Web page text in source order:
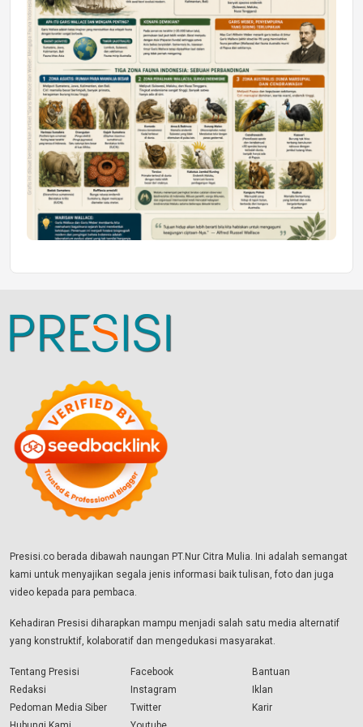
Presisi.co berada dibawah naungan PT.Nur Citra Mulia. Ini adalah semangat
kami untuk menyajikan segala jenis informasi baik tulisan, foto dan juga
video kepada para pembaca.
Kehadiran Presisi diharapkan mampu menjadi salah satu media alternatif
yang konstruktif, kolaboratif dan mengedukasi masyarakat.
Tentang Presisi
Redaksi
Pedoman Media Siber
Facebook
Instagram
Twitter
Bantuan
Iklan
Karir